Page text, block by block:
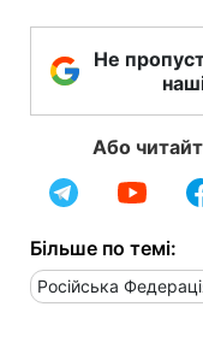
Не
Або
Більше по темі:
Російська